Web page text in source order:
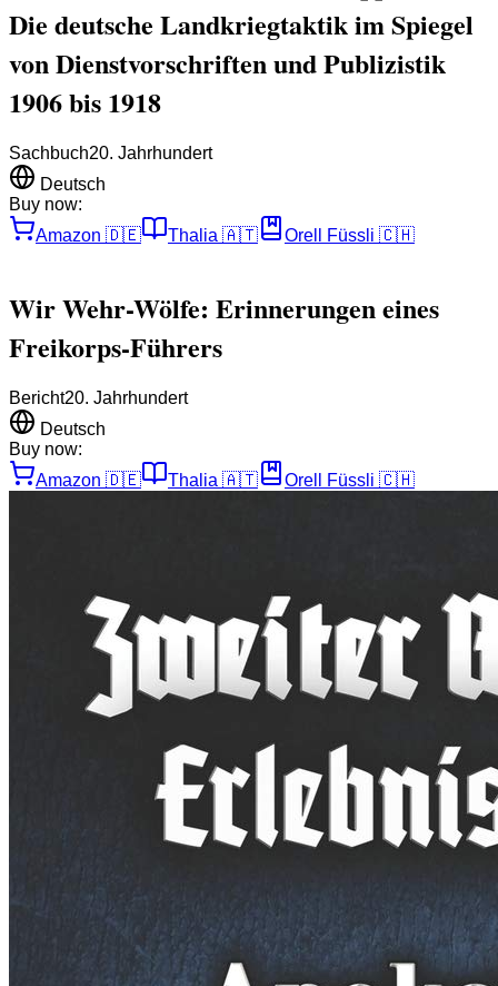
Die deutsche Landkriegtaktik im Spiegel
von Dienstvorschriften und Publizistik
1906 bis 1918
Sachbuch20. Jahrhundert
Deutsch
Buy now:
Amazon 🇩🇪 Thalia 🇦🇹 Orell Füssli 🇨🇭
Wir Wehr-Wölfe: Erinnerungen eines
Freikorps-Führers
Bericht20. Jahrhundert
Deutsch
Buy now:
Amazon 🇩🇪 Thalia 🇦🇹 Orell Füssli 🇨🇭